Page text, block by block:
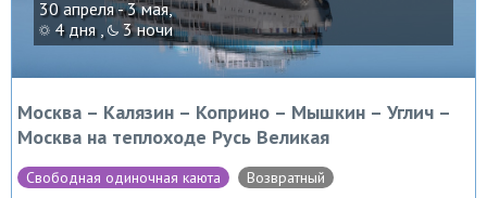
30 апреля - 3 мая,
4 дня ,
3 ночи
Москва – Калязин – Коприно – Мышкин – Углич –
Москва на теплоходе Русь Великая
Свободная одиночная каюта Возвратный